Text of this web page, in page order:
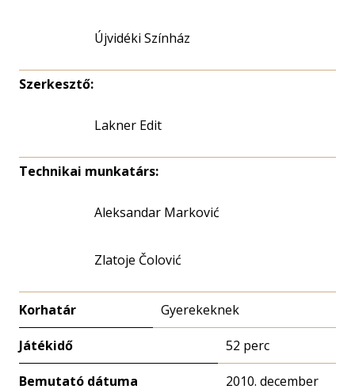
Újvidéki Színház
Szerkesztő:
Lakner Edit
Technikai munkatárs:
Aleksandar Marković
Zlatoje Čolović
Korhatár Gyerekeknek
Játékidő 52 perc
Bemutató dátuma
2010. december